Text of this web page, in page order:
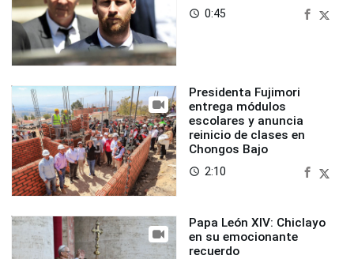
access_time 0:45
Presidenta Fujimori
entrega módulos
escolares y anuncia
reinicio de clases en
Chongos Bajo
access_time 2:10
Papa León XIV: Chiclayo
en su emocionante
recuerdo